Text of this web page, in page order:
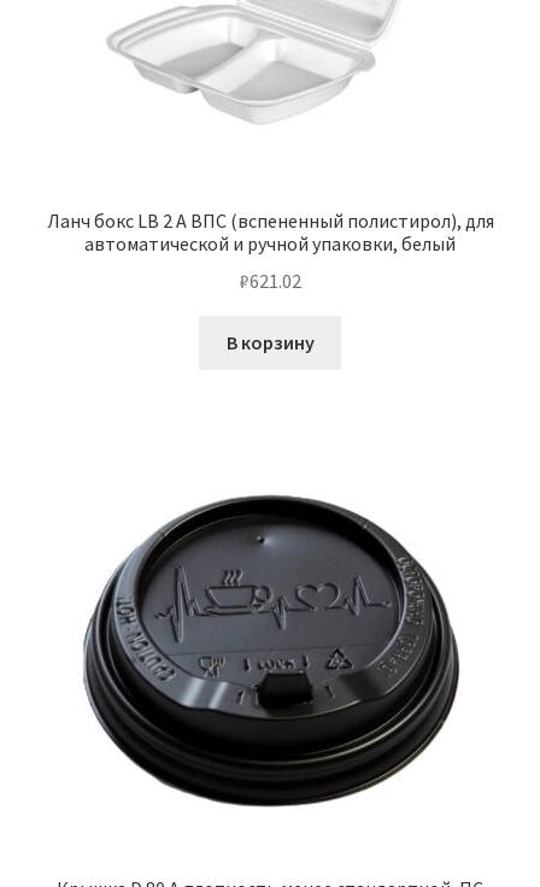
Ланч бокс LB 2 А ВПС (вспененный полистирол), для
автоматической и ручной упаковки, белый
₽621.02
В корзину